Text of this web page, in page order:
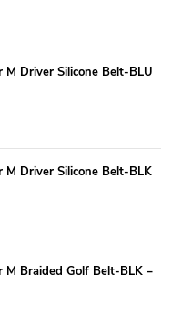
Driver Silicone Belt-BLU
M Driver Silicone Belt-BLK
M Braided Golf Belt-BLK –